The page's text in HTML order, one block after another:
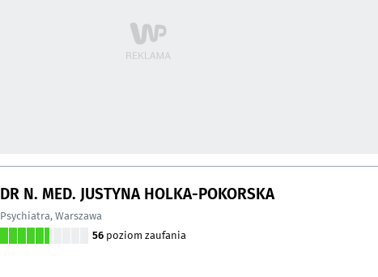
DR N. MED. JUSTYNA HOLKA-POKORSKA
Psychiatra,Warszawa
56 poziom zaufania